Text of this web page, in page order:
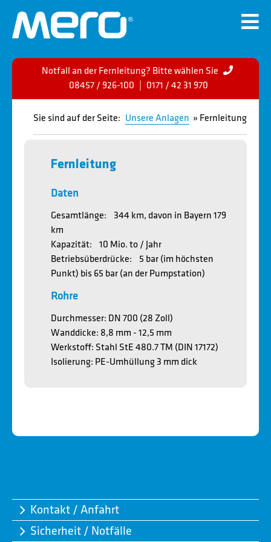
Notfall an der Fernleitung? Bitte wählen Sie
08457 / 926-100
0171 / 42 31 970
Sie sind auf der Seite: Unsere Anlagen » Fernleitung
Fernleitung
Daten
Gesamtlänge: 344 km, davon in Bayern 179
km
Kapazität: 10 Mio. to / Jahr
Betriebsüberdrücke: 5 bar (im höchsten
Punkt) bis 65 bar (an der Pumpstation)
Rohre
Durchmesser: DN 700 (28 Zoll)
Wanddicke: 8,8 mm - 12,5 mm
Werkstoff: Stahl StE 480.7 TM (DIN 17172)
Isolierung: PE-Umhüllung 3 mm dick
Kontakt / Anfahrt
Sicherheit / Notfälle